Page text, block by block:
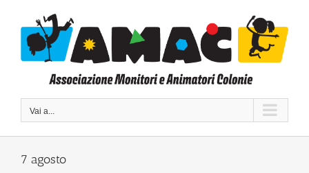
contenuto
Vai a...
7 agosto